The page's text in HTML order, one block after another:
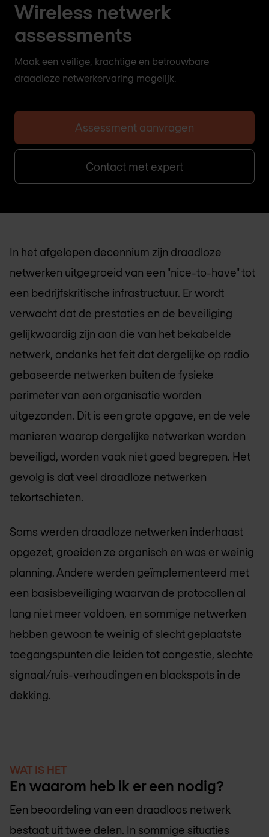
Wireless netwerk
assessments
Maak een veilige, krachtige en betrouwbare
draadloze netwerkervaring mogelijk.
Assessment aanvragen
Contact met expert
In het afgelopen decennium zijn draadloze
netwerken uitgegroeid van een "nice-to-have" tot
een bedrijfskritische infrastructuur. Er wordt
verwacht dat de prestaties en de beveiliging
gelijkwaardig zijn aan die van het bekabelde
netwerk, ondanks het feit dat dergelijke op radio
gebaseerde netwerken buiten de fysieke
perimeter van een organisatie worden
uitgezonden. Dit is een grote opgave, en de vele
manieren waarop dergelijke netwerken worden
beveiligd, worden vaak niet goed begrepen. Het
gevolg is dat veel draadloze netwerken
tekortschieten.
Soms werden draadloze netwerken inderhaast
opgezet, groeiden ze organisch en was er weinig
planning. Andere werden geïmplementeerd met
een basisbeveiliging waarvan de protocollen al
lang niet meer voldoen, en sommige netwerken
hebben gewoon te weinig of slecht geplaatste
toegangspunten die leiden tot congestie, slechte
signaal/ruis-verhoudingen en blackspots in de
dekking.
WAT IS HET
En waarom heb ik er een nodig?
Een beoordeling van een draadloos netwerk
bestaat uit twee delen. In sommige situaties